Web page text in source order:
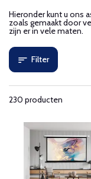
Hieronder kunt u ons
zoals gemaakt door
zijn er in vele maten.
Filter
230 producten